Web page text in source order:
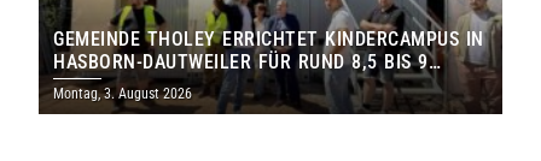
GEMEINDE THOLEY ERRICHTET KINDERCAMPUS IN
HASBORN-DAUTWEILER FÜR RUND 8,5 BIS 9
MILLIONEN EURO
Montag, 3. August 2026